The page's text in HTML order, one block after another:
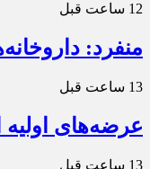
12 ساعت قبل
منفرد:
13 ساعت قبل
عرضه‌های اولیه امسال، 10
13 ساعت قبل